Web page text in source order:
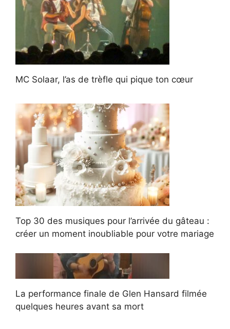
MC Solaar, l’as de trèfle qui pique ton cœur
Top 30 des musiques pour l’arrivée du gâteau :
créer un moment inoubliable pour votre mariage
La performance finale de Glen Hansard filmée
quelques heures avant sa mort